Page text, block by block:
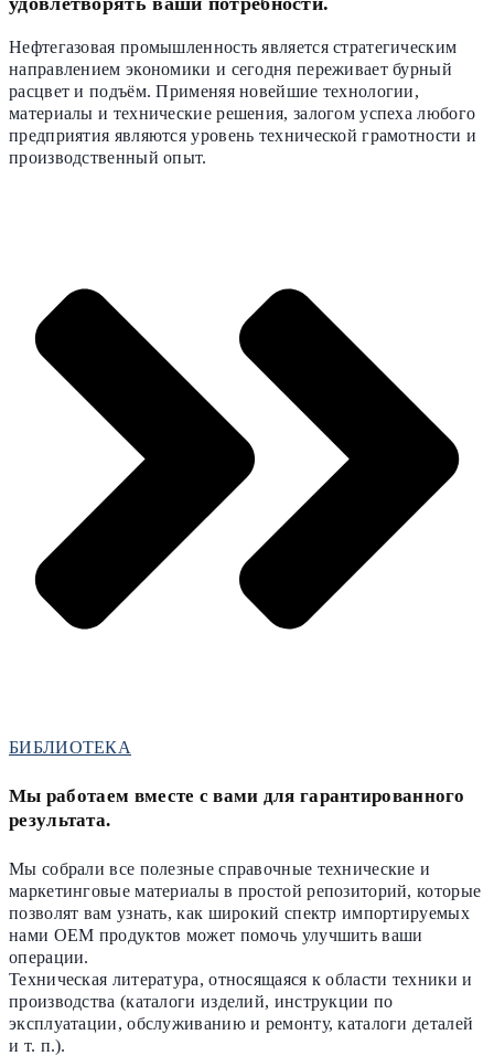
Нефтегазовая промышленность является стратегическим
направлением экономики и сегодня переживает бурный
расцвет и подъём. Применяя новейшие технологии,
материалы и технические решения, залогом успеха любого
предприятия являются уровень технической грамотности и
производственный опыт.
БИБЛИОТЕКА
Мы работаем вместе с вами для гарантированного
результата.
Мы собрали все полезные справочные технические и
маркетинговые материалы в простой репозиторий, которые
позволят вам узнать, как широкий спектр импортируемых
нами OEM продуктов может помочь улучшить ваши
операции.
Техническая литература, относящаяся к области техники и
производства (каталоги изделий, инструкции по
эксплуатации, обслуживанию и ремонту, каталоги деталей
и т. п.).